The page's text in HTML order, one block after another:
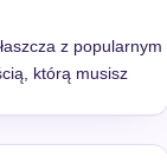
z popularnym
którą musisz